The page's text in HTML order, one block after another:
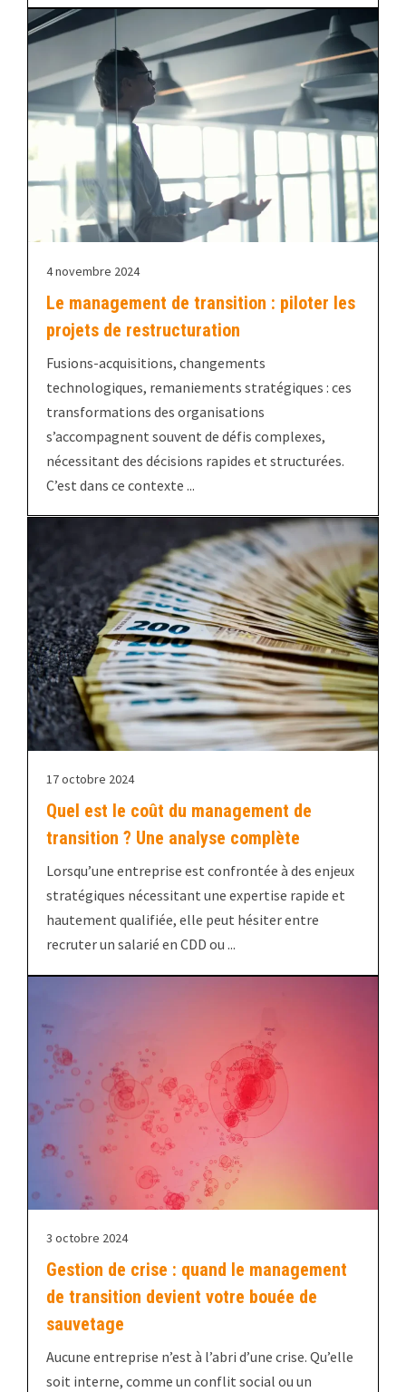
4 novembre 2024
Le management de transition : piloter les
projets de restructuration
Fusions-acquisitions, changements
technologiques, remaniements stratégiques : ces
transformations des organisations
s’accompagnent souvent de défis complexes,
nécessitant des décisions rapides et structurées.
C’est dans ce contexte ...
17 octobre 2024
Quel est le coût du management de
transition ? Une analyse complète
Lorsqu’une entreprise est confrontée à des enjeux
stratégiques nécessitant une expertise rapide et
hautement qualifiée, elle peut hésiter entre
recruter un salarié en CDD ou ...
3 octobre 2024
Gestion de crise : quand le management
de transition devient votre bouée de
sauvetage
Aucune entreprise n’est à l’abri d’une crise. Qu’elle
soit interne, comme un conflit social ou un